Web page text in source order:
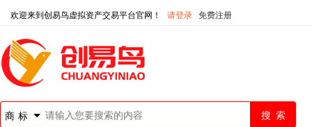
欢迎来到创易鸟虚拟资产交易平台官网！ 请登录 免费注册
商标